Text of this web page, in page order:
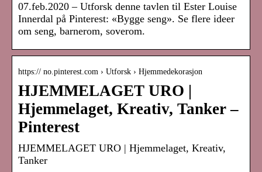
07.feb.2020 – Utforsk denne tavlen til Ester Louise
Innerdal på Pinterest: «Bygge seng». Se flere ideer
om seng, barnerom, soverom.
https:// no.pinterest.com › Utforsk › Hjemmedekorasjon
HJEMMELAGET URO |
Hjemmelaget, Kreativ, Tanker –
Pinterest
HJEMMELAGET URO | Hjemmelaget, Kreativ,
Tanker